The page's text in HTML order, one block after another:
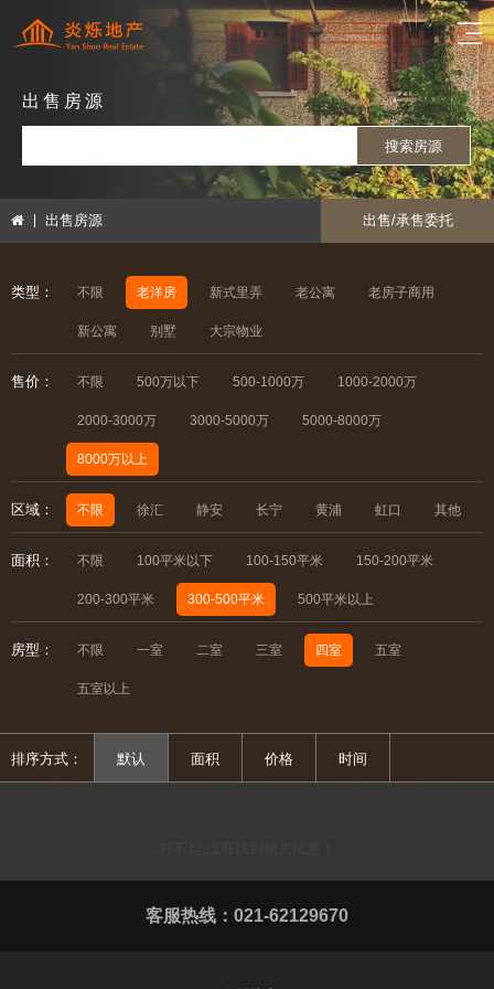
出售房源
搜索房源
出售房源 出售/承售委托
类型： 不限 老洋房 新式里弄 老公寓 老房子商用
新公寓 别墅 大宗物业
售价： 不限 500万以下 500-1000万 1000-2000万
2000-3000万 3000-5000万 5000-8000万
8000万以上
区域： 不限 徐汇 静安 长宁 黄浦 虹口 其他
面积： 不限 100平米以下 100-150平米 150-200平米
200-300平米 300-500平米 500平米以上
房型： 不限 一室 二室 三室 四室 五室
五室以上
排序方式： 默认 面积 价格 时间
客服热线：021-62129670